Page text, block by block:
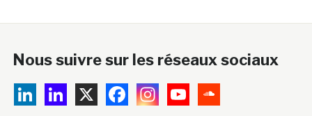
Nous suivre sur les réseaux sociaux